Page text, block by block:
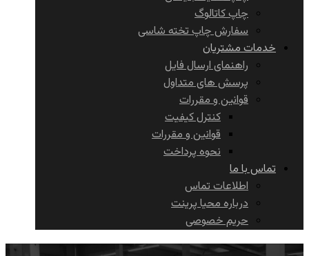
چاپ کاتالوگ
سفارش چاپ تخته شاسی
خدمات مشتریان
راهنمای ارسال فایل
پرسش های متداول
قوانین و مقررات
کنترل کیفیت
قوانین و مقررات
نحوه پرداخت
تماس با ما
اطلاعات تماس
درباره محیا پرینت
حریم خصوصی